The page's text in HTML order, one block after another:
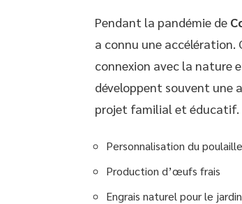
Pendant la pandémie de
a connu une accélération.
connexion avec la nature
développent souvent une
projet familial et éducatif.
Personnalisation du
Production d’œufs frais
Engrais naturel pour le jardin